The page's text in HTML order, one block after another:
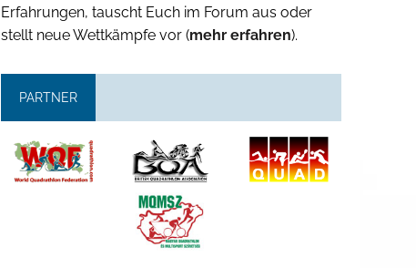
Erfahrungen, tauscht Euch im Forum aus oder
stellt neue Wettkämpfe vor (mehr erfahren).
PARTNER